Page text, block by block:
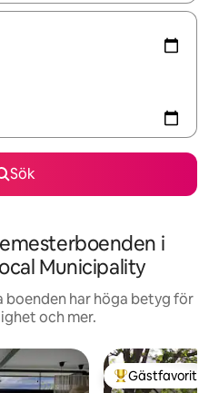
Sök
i
Municipality
boenden har höga betyg för
och mer.
Populär
Gästfavorit